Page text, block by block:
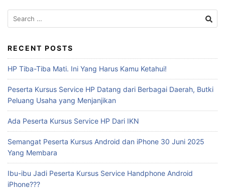
RECENT POSTS
HP Tiba-Tiba Mati. Ini Yang Harus Kamu Ketahui!
Peserta Kursus Service HP Datang dari Berbagai Daerah, Butki
Peluang Usaha yang Menjanjikan
Ada Peserta Kursus Service HP Dari IKN
Semangat Peserta Kursus Android dan iPhone 30 Juni 2025
Yang Membara
Ibu-ibu Jadi Peserta Kursus Service Handphone Android
iPhone???